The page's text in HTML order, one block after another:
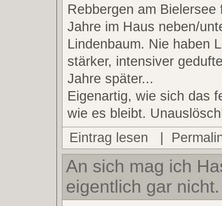
Rebbergen am Bielersee
Jahre im Haus neben/
Lindenbaum. Nie haben
stärker, intensiver
Jahre später...
Eigenartig, wie sich das
wie es bleibt.
Eintrag lesen
An sich mag ich
eigentlich gar nicht.